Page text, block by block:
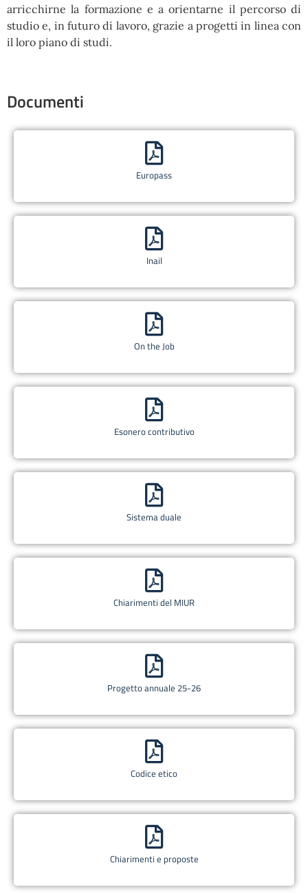
arricchirne la formazione e a orientarne il percorso di
studio e, in futuro di lavoro, grazie a progetti in linea con
il loro piano di studi.
Documenti
Europass
Inail
On the Job
Esonero contributivo
Sistema duale
Chiarimenti del MIUR
Progetto annuale 25-26
Codice etico
Chiarimenti e proposte